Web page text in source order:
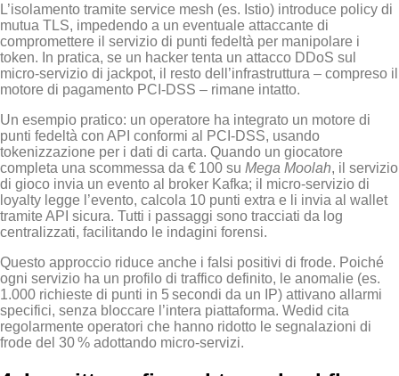
L’isolamento tramite service mesh (es. Istio) introduce policy di
mutua TLS, impedendo a un eventuale attaccante di
compromettere il servizio di punti fedeltà per manipolare i
token. In pratica, se un hacker tenta un attacco DDoS sul
micro‑servizio di jackpot, il resto dell’infrastruttura – compreso il
motore di pagamento PCI‑DSS – rimane intatto.
Un esempio pratico: un operatore ha integrato un motore di
punti fedeltà con API conformi al PCI‑DSS, usando
tokenizzazione per i dati di carta. Quando un giocatore
completa una scommessa da € 100 su Mega Moolah, il servizio
di gioco invia un evento al broker Kafka; il micro‑servizio di
loyalty legge l’evento, calcola 10 punti extra e li invia al wallet
tramite API sicura. Tutti i passaggi sono tracciati da log
centralizzati, facilitando le indagini forensi.
Questo approccio riduce anche i falsi positivi di frode. Poiché
ogni servizio ha un profilo di traffico definito, le anomalie (es.
1.000 richieste di punti in 5 secondi da un IP) attivano allarmi
specifici, senza bloccare l’intera piattaforma. Wedid cita
regolarmente operatori che hanno ridotto le segnalazioni di
frode del 30 % adottando micro‑servizi.